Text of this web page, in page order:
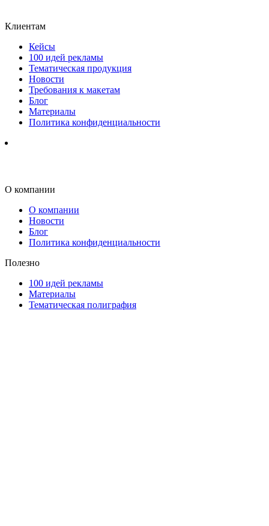
Клиентам
Кейсы
100 идей рекламы
Тематическая продукция
Новости
Требования к макетам
Блог
Материалы
Политика конфиденциальности
О компании
О компании
Новости
Блог
Политика конфиденциальности
Полезно
100 идей рекламы
Материалы
Тематическая полиграфия